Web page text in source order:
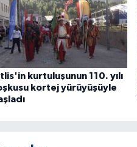
kurtuluşunun 110. yılı
kortej yürüyüşüyle